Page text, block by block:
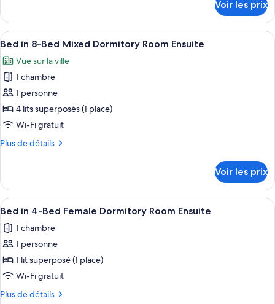
10-
Bed
Mixed
Dorm
Ensuite
le
type
de
Bed
in
10-
Bed
Mixed
Dorm
Ensuite
Voir les prix
Afficher
toutes
les
photos
pour
ce
type
chambre :
8-
Bed
Mixed
Dormitory
Room
Ensuite
Une chambre de dortoir avec des
6
Bed in 8-Bed Mixed Dormitory Room Ensuite
Vue sur la ville
1 chambre
1 personne
4 lits superposés (1 place)
Wi-Fi gratuit
Plus de détails
Plus
le
type
de
Bed
in
Bed
Mixed
Room
Voir les prix
Afficher
toutes
les
photos
pour
ce
type
Lits superposés avec une structure
9
Bed in 4-Bed Female Dormitory Room Ensuite
1 chambre
1 personne
1 lit superposé (1 place)
Wi-Fi gratuit
Plus de détails
Plus